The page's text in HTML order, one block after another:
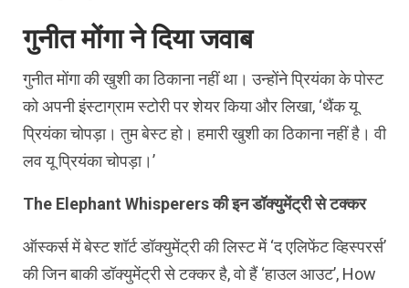
गुनीत मोंगा ने दिया जवाब
गुनीत मोंगा की खुशी का ठिकाना नहीं था। उन्होंने प्रियंका के पोस्ट
को अपनी इंस्टाग्राम स्टोरी पर शेयर किया और लिखा, ‘थैंक यू
प्रियंका चोपड़ा। तुम बेस्ट हो। हमारी खुशी का ठिकाना नहीं है। वी
लव यू प्रियंका चोपड़ा।’
The Elephant Whisperers की इन डॉक्युमेंट्री से टक्कर
ऑस्कर्स में बेस्ट शॉर्ट डॉक्युमेंट्री की लिस्ट में ‘द एलिफेंट व्हिस्परर्स’
की जिन बाकी डॉक्युमेंट्री से टक्कर है, वो हैं ‘हाउल आउट’, How